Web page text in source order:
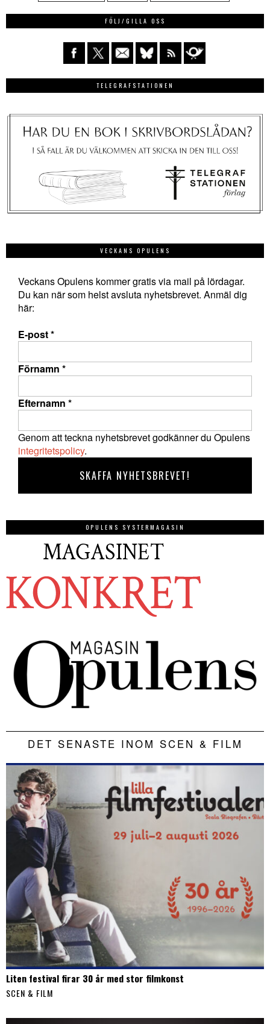
FÖLJ/GILLA OSS
TELEGRAFSTATIONEN
VECKANS OPULENS
Veckans Opulens kommer gratis via mail på lördagar.
Du kan när som helst avsluta nyhetsbrevet. Anmäl dig
här:
E-post*
Förnamn *
Efternamn *
Genom att teckna nyhetsbrevet godkänner du Opulens
integritetspolicy.
OPULENS SYSTERMAGASIN
DET SENASTE INOM SCEN & FILM
Liten festival firar 30 år med stor filmkonst
SCEN & FILM